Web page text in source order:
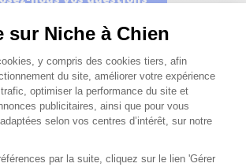
sur Niche à Chien
de Gestion du
y compris des cookies tiers, afin
du site, améliorer votre expérience
optimiser la performance du site et
publicitaires, ainsi que pour vous
selon vos centres d’intérêt, sur notre
par la suite, cliquez sur le lien 'Gérer
peuvent vous